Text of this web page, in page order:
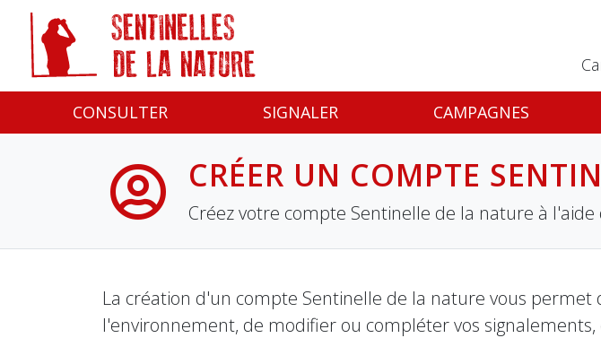
CONSULTER SIGNALER CAMPAGNES
CRÉER UN COMPTE
Créez votre compte Sentinelle de la nature à
La création d'un compte Sentinelle de la nature vous
l'environnement, de modifier ou compléter vos
Panneau de gestion des cookies